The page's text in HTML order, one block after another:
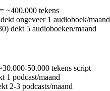
~400.000 tekens
ongeveer 1 audioboek/maand
dekt 5 audioboeken/maand
50.000 tekens script
1 podcast/maand
2-3 podcasts/maand